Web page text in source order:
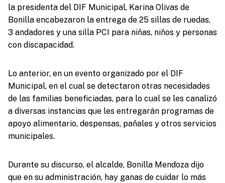
la presidenta del DIF Municipal, Karina Olivas de
Bonilla encabezaron la entrega de 25 sillas de ruedas,
3 andadores y una silla PCI para niñas, niños y personas
con discapacidad.
Lo anterior, en un evento organizado por el DIF
Municipal, en el cual se detectaron otras necesidades
de las familias beneficiadas, para lo cual se les canalizó
a diversas instancias que les entregarán programas de
apoyo alimentario, despensas, pañales y otros servicios
municipales.
Durante su discurso, el alcalde, Bonilla Mendoza dijo
que en su administración, hay ganas de cuidar lo más